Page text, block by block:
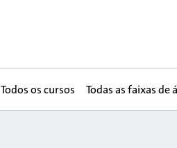
Todos os cursos Todas as faixas de